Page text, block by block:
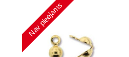
Nav pieejams